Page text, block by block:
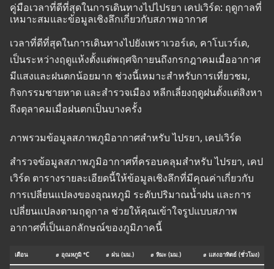
คู่มือเวลาที่ดีที่สุดในการเดินทางไปไปรยา เคปเวิร์ด: ฤดูกาลที่
เหมาะสมและข้อมูลเชิงลึกเกี่ยวกับสภาพอากาศ
เวลาที่ดีที่สุดในการเดินทางไปยังเพราเวอร์เด, คาโบเวร์เด,
เป็นระหว่างฤดูแห้งตั้งแต่พฤศจิกายนถึงกรกฎาคมเมื่ออากาศ
มีแสงและฝนตกน้อยมาก ช่วงนี้เหมาะสำหรับการเที่ยวชม,
กิจกรรมชายหาด และสำรวจเมือง หลีกเลี่ยงฤดูฝนตั้งแต่สิงหา
ถึงตุลาคมเมื่อฝนตกเป็นบางครั้ง
ภาพรวมข้อมูลสภาพภูมิอากาศสำหรับ ไปรยา, เคปเวิร์ด
สำรวจข้อมูลสภาพภูมิอากาศที่ครอบคลุมสำหรับ ไปรยา, เคป
เวิร์ด ตารางรายละเอียดนี้ให้ข้อมูลเชิงลึกที่มีคุณค่าเกี่ยวกับ
การเปลี่ยนแปลงของอุณหภูมิ ระดับปริมาณน้ำฝน และการ
เปลี่ยนแปลงตามฤดูกาล ช่วยให้คุณเข้าใจรูปแบบสภาพ
อากาศที่เป็นเอกลักษณ์ของภูมิภาคนี้
เดือน ⌀ อุณหภูมิ °C ⌀ ฝน (มม.) ⌀ หิมะ (มม.) ⌀ แสงอาทิตย์ (ชั่วโมง)